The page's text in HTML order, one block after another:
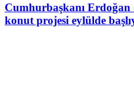
Cumhurbaşkanı
konut projesi eylülde